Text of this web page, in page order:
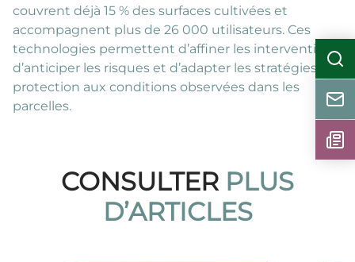
couvrent déjà 15 % des surfaces cultivées et
accompagnent plus de 26 000 utilisateurs. Ces
technologies permettent d’affiner les interventions,
d’anticiper les risques et d’adapter les stratégies de
protection aux conditions observées dans les
parcelles.
CONSULTER PLUS
D’ARTICLES